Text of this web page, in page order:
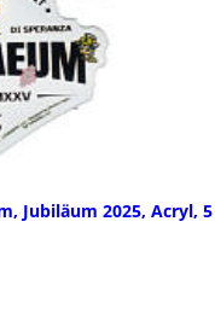
Jubiläum 2025, Acryl,